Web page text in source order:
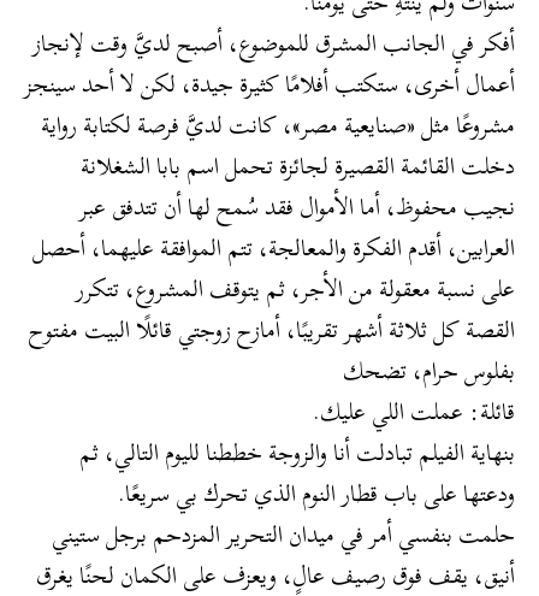
أفكر في الجانب المشرق للموضوع، أصبح لديَّ وقت لإنجاز
أعمال أخرى، ستكتب أفلامًا كثيرة جيدة، لكن لا أحد سينجز
مشروعًا مثل «صنايعية مصر»، كانت لديَّ فرصة لكتابة رواية
دخلت القائمة القصيرة لجائزة تحمل اسم بابا الشغلانة
نجيب محفوظ، أما الأموال فقد سُمح لها أن تتدفق عبر
العرابين، أقدم الفكرة والمعالجة، تتم الموافقة عليهما، أحصل
على نسبة معقولة من الأجر، ثم يتوقف المشروع، تتكرر
القصة كل ثلاثة أشهر تقريبًا، أمازح زوجتي قائلًا البيت مفتوح
بفلوس حرام، تضحك
قائلة: عملت اللي عليك.
بنهاية الفيلم تبادلت أنا والزوجة خططنا لليوم التالي، ثم
ودعتها على باب قطار النوم الذي تحرك بي سريعًا.
حلمت بنفسي أمر في ميدان التحرير المزدحم برجل ستيني
أنيق، يقف فوق رصيف عالٍ، ويعزف على الكمان لحنًا يغرق